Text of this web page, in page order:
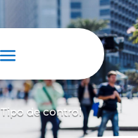
Tipo de control